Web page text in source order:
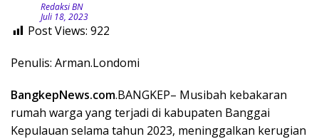
Redaksi BN
Juli 18, 2023
Post Views: 922
Penulis: Arman.Londomi
BangkepNews.com.BANGKEP– Musibah kebakaran
rumah warga yang terjadi di kabupaten Banggai
Kepulauan selama tahun 2023, meninggalkan kerugian